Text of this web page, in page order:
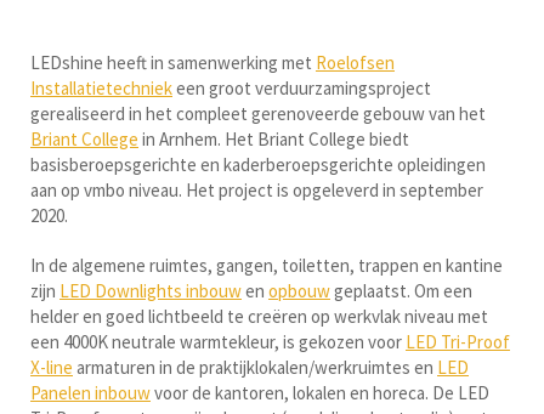
LEDshine heeft in samenwerking met Roelofsen
Installatietechniekeen groot verduurzamingsproject
gerealiseerd in het compleet gerenoveerde gebouw van het
Briant College in Arnhem. Het Briant College biedt
basisberoepsgerichte en kaderberoepsgerichte opleidingen
aan op vmbo niveau. Het project is opgeleverd in september
2020.
In de algemene ruimtes, gangen, toiletten, trappen en kantine
zijn LED Downlights inbouwen opbouwgeplaatst. Om een
helder en goed lichtbeeld te creëren op werkvlak niveau met
een 4000K neutrale warmtekleur, is gekozen voor LED Tri-Proof
X-line armaturen in de praktijklokalen/werkruimtes en LED
Panelen inbouwvoor de kantoren, lokalen en horeca. De LED